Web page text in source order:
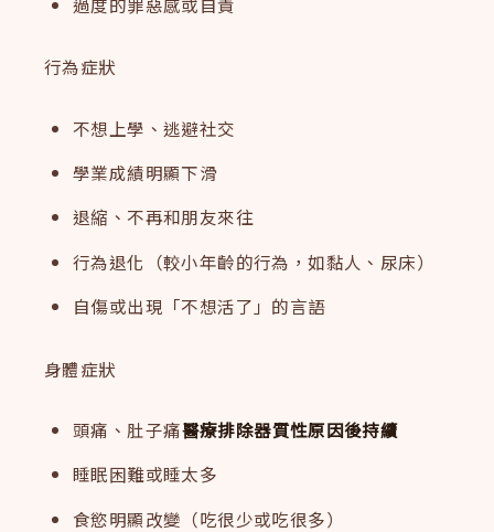
行為症狀
不想上學、逃避社交
學業成績明顯下滑
退縮、不再和朋友來往
行為退化（較小年齡的行為，如黏人、尿床）
自傷或出現「不想活了」的言語
身體症狀
頭痛、肚子痛醫療排除器質性原因後持續
睡眠困難或睡太多
食慾明顯改變（吃很少或吃很多）